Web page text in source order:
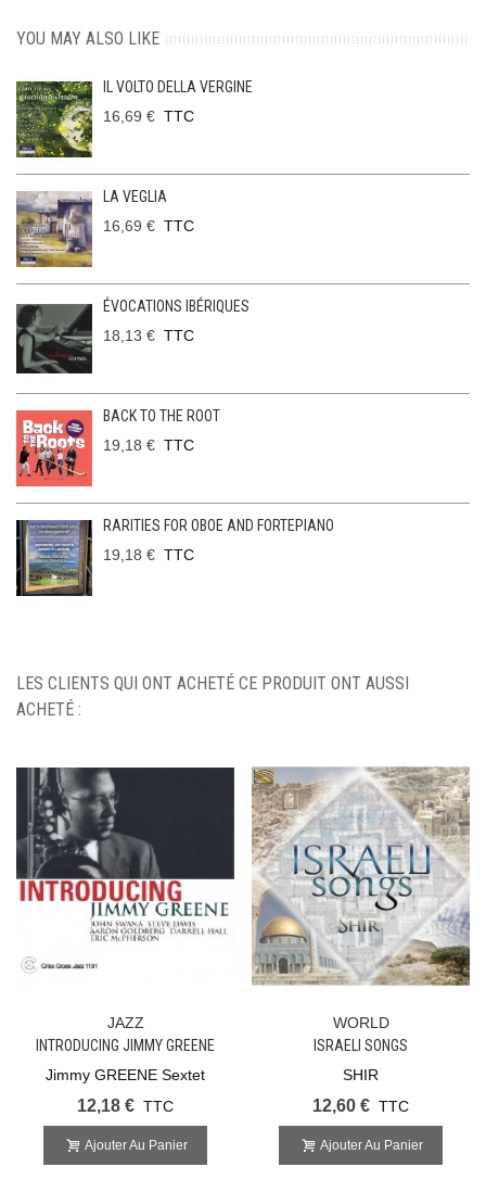
YOU MAY ALSO LIKE
IL VOLTO DELLA VERGINE
16,69 € TTC
LA VEGLIA
16,69 € TTC
ÉVOCATIONS IBÉRIQUES
18,13 € TTC
BACK TO THE ROOT
19,18 € TTC
RARITIES FOR OBOE AND FORTEPIANO
19,18 € TTC
LES CLIENTS QUI ONT ACHETÉ CE PRODUIT ONT AUSSI
ACHETÉ :
JAZZ
INTRODUCING JIMMY GREENE
Jimmy GREENE Sextet
12,18 € TTC
Ajouter Au Panier
WORLD
ISRAELI SONGS
SHIR
12,60 € TTC
Ajouter Au Panier